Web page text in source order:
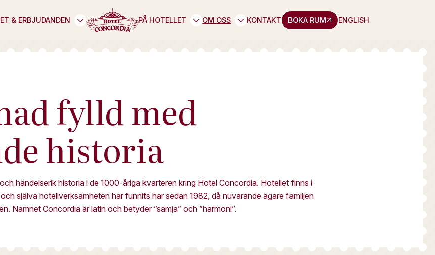
& ERBJUDANDEN PÅ HOTELLET OM OSS KONTAKT BOKA RUM ENGLISH
fylld med
historia
händelserik historia i de 1000-åriga kvarteren kring Hotel Concordia. Hotellet finns i
själva hotellverksamheten har funnits här sedan 1982, då nuvarande ägare familjen
Namnet Concordia är latin och betyder ”sämja” och ”harmoni”.